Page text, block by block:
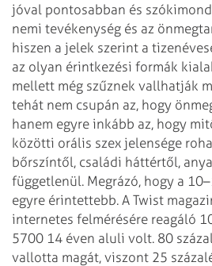
jóval pontosabban és
nemi tevékenység és az
hiszen a jelek szerint a
az olyan érintkezési formák
mellett még szűznek vallhatják
tehát nem csupán az, hogy
hanem egyre inkább az, hogy
közötti orális szex jelensége
bőrszíntől, családi háttértől,
függetlenül. Megrázó, hogy a
egyre érintettebb. A Twist
internetes felmérésére reagáló
5700 14 éven aluli volt. 80
vallotta magát, viszont 25